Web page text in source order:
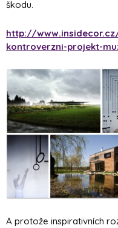
škodu.
http://
kontroverzni-projekt-
A protože inspirativních